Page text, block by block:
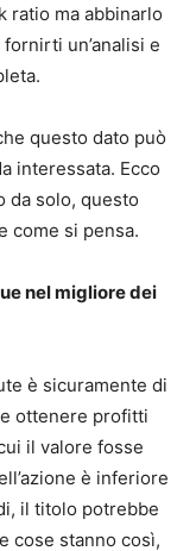
ratio ma abbinarlo
un’analisi e
questo dato può
interessata. Ecco
da solo, questo
come si pensa.
nel migliore dei
è sicuramente di
ottenere profitti
il valore fosse
è inferiore
il titolo potrebbe
cose stanno così,